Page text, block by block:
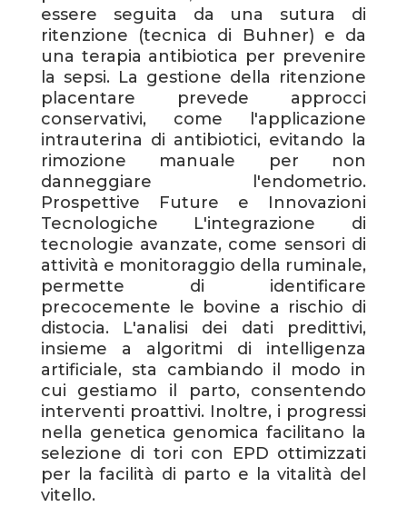
essere seguita da una sutura di
ritenzione (tecnica di Buhner) e da
una terapia antibiotica per prevenire
la sepsi. La gestione della ritenzione
placentare prevede approcci
conservativi, come l'applicazione
intrauterina di antibiotici, evitando la
rimozione manuale per non
danneggiare l'endometrio.
Prospettive Future e Innovazioni
Tecnologiche L'integrazione di
tecnologie avanzate, come sensori di
attività e monitoraggio della ruminale,
permette di identificare
precocemente le bovine a rischio di
distocia. L'analisi dei dati predittivi,
insieme a algoritmi di intelligenza
artificiale, sta cambiando il modo in
cui gestiamo il parto, consentendo
interventi proattivi. Inoltre, i progressi
nella genetica genomica facilitano la
selezione di tori con EPD ottimizzati
per la facilità di parto e la vitalità del
vitello.